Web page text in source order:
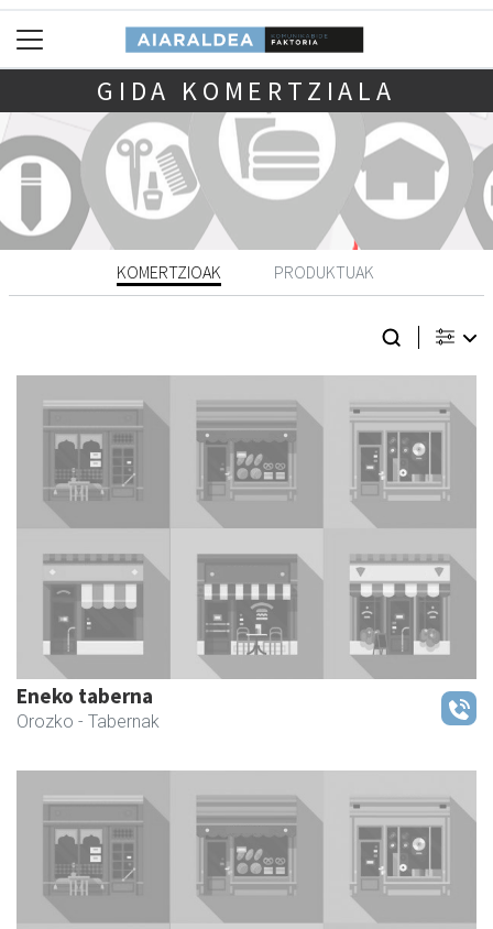
GIDA KOMERTZIALA
KOMERTZIOAK PRODUKTUAK
Eneko taberna
Orozko - Tabernak